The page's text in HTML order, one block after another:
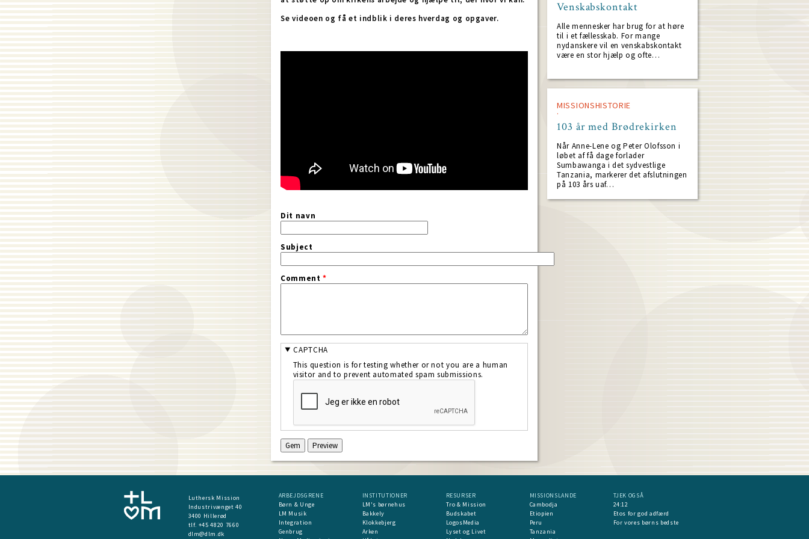
Se videoen og få et indblik i deres hverdag og opgaver.
Dit navn
Subject
Comment*
CAPTCHA
This question is for testing whether or not you are a human
visitor and to prevent automated spam submissions.
Venskabskontakt
Alle mennesker har brug for at høre
til i et fællesskab. For mange
nydanskere vil en venskabskontakt
være en stor hjælp og ofte…
MISSIONSHISTORIE
103 år med Brødrekirken
Når Anne-Lene og Peter Olofsson i
løbet af få dage forlader
Sumbawanga i det sydvestlige
Tanzania, markerer det afslutningen
på 103 års uaf…
Luthersk Mission
Industrivænget 40
3400 Hillerød
tlf. +45 4820 7660
dlm@dlm.dk
ARBEJDSGRENE
Børn & Unge
LM Musik
Integration
Genbrug
INSTITUTIONER
LM's børnehus
Bakkely
Klokkebjerg
Arken
RESURSER
Tro & Mission
Budskabet
LogosMedia
Lyset og Livet
MISSIONSLANDE
Cambodja
Etiopien
Peru
Tanzania
TJEK OGSÅ
24:12
Etos for god adfærd
For vores børns bedste